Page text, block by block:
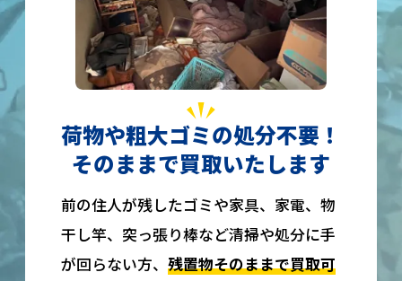
荷物や粗大ゴミの処分不要！
そのままで買取いたします
前の住人が残したゴミや家具、家電、物
干し竿、突っ張り棒など清掃や処分に手
が回らない方、 残置物そのままで買取可